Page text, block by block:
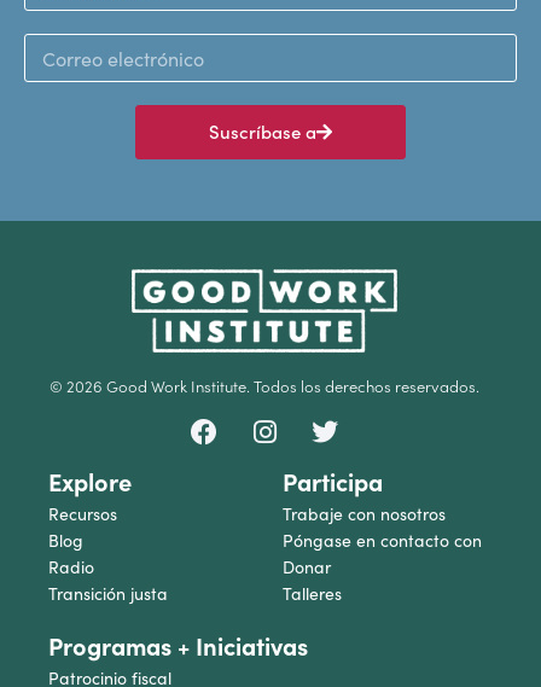
Suscríbase a
© 2026 Good Work Institute. Todos los derechos reservados.
Explore
Recursos
Blog
Radio
Transición justa
Participa
Trabaje con nosotros
Póngase en contacto con
Donar
Talleres
Programas + Iniciativas
Patrocinio fiscal